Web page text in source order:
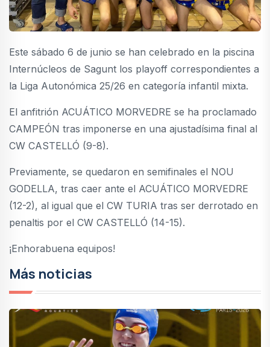
Este sábado 6 de junio se han celebrado en la piscina
Internúcleos de Sagunt los playoff correspondientes a
la Liga Autonómica 25/26 en categoría infantil mixta.
El anfitrión ACUÁTICO MORVEDRE se ha proclamado
CAMPEÓN tras imponerse en una ajustadísima final al
CW CASTELLÓ (9-8).
Previamente, se quedaron en semifinales el NOU
GODELLA, tras caer ante el ACUÁTICO MORVEDRE
(12-2), al igual que el CW TURIA tras ser derrotado en
penaltis por el CW CASTELLÓ (14-15).
¡Enhorabuena equipos!
Más noticias